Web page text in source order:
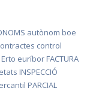
autònom boe
control
Erto euríbor FACTURA
INSPECCIÓ
PARCIAL